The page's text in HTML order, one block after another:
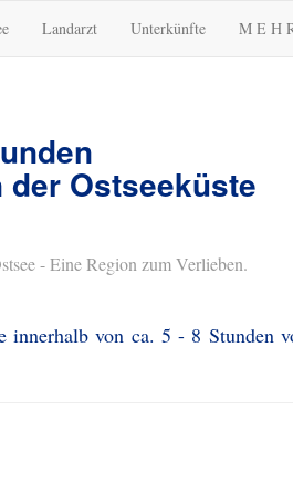
Landarzt Unterkünfte M E H
Ostseeküste
- Eine Region zum Verlieben.
innerhalb von ca. 5 - 8 Stunden